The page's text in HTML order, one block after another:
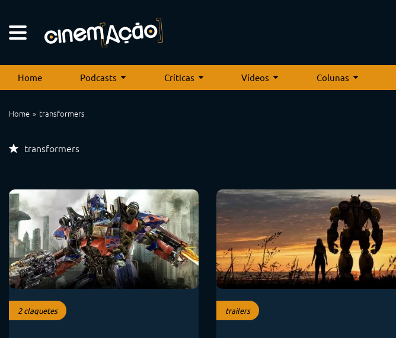
Home Podcasts Críticas Vídeos Colunas
Home transformers
transformers
2 claquetes trailers